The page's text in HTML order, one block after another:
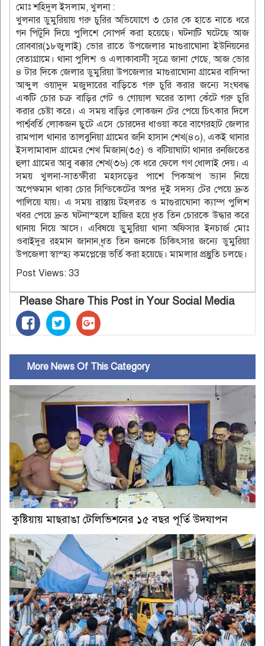
মোঃ শহিদুল ইসলাম, খুলনা :
খুলনার ডুমুরিয়ায় গরু চুরির অভিযোগে ৩ চোর কে হাতে নাতে ধরে
গন পিটুনি দিয়ে পুলিশে সোপর্দ করা হয়েছে। ঘটনাটি ঘটেছে আজ
রোববার(১৮জুলাই) ভোর রাতে উপজেলার মাগুরাঘোনা ইউনিয়নের
বেতাগ্রামে। থানা পুলিশ ও এলাকাবাসী সূত্রে জানা গেছে, আজ ভোর
৪ টার দিকে জেলার ডুমুরিয়া উপজেলার মাগুরাঘোনা গ্রামের বাসিন্দা
আব্দুল ওয়াদুদ মজুদারের বাড়িতে গরু চুরি করার জন্যে সংঘবদ্ধ
একটি চোর চক্র বাড়ির গেট ও গোয়াল ঘরের তালা কেঁটে গরু চুরি
করার চেষ্টা করে। এ সময় বাড়ির লোকজন টের পেয়ে চিৎকার দিলে
পার্শ্ববর্তি লোকজন ছুটে এসে চোরদের ধাওয়া করে বাগেরহাট জেলার
রামপাল থানার তালবুনিয়া গ্রামের জনি হাসান শেখ(৪০), একই থানার
ইসলামাবাদ গ্রামের শেখ মিজান(৩৫) ও বটিয়াঘাটা থানার রনজিতের
হুলা গ্রামের আবু বক্কার শেখ(৩৬) কে ধরে ফেলে গণ ধোলাই দেয়। এ
সময় খুলনা-সাতক্ষীরা মহাসড়ের পাশে পিকআপ ভ্যান নিয়ে
অপেক্ষমান থাকা চোর সিন্ডিকেটের অপর দুই সদস্য টের পেয়ে দ্রুত
পালিয়ে যায়। এ সময় রাস্তায় টহলরত ও মাগুরাঘোনা ক্যাম্প পুলিশ
খবর পেয়ে দ্রুত ঘটনাস্হলে হাজির হয়ে ধৃত তিন চোরকে উদ্ধার করে
থানায় নিয়ে আসে। এবিষয়ে ডুুমুরিয়া থানা অফিসার ইনচার্জ মোঃ
ওবাইদুর রহমান জানান,ধৃত তিন জনকে চিকিৎসার জন্যে ডুমুরিয়া
উপজেলা স্বাস্হ্য কমপ্লেক্সে ভর্তি করা হয়েছে। মামলার প্রস্তুুতি চলছে।
Post Views: 33
Please Share This Post in Your Social Media
More News Of This Category
কুষ্টিয়ায় মাছরাঙা টেলিভিশনের ১৫ বছর পূর্তি উদযাপন